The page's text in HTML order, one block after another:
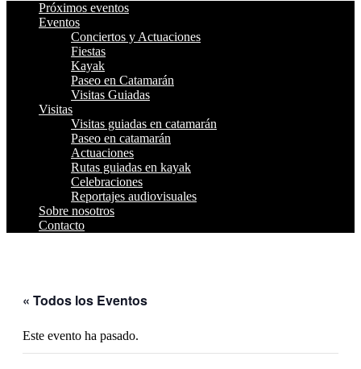
Próximos eventos
Eventos
Conciertos y Actuaciones
Fiestas
Kayak
Paseo en Catamarán
Visitas Guiadas
Visitas
Visitas guiadas en catamarán
Paseo en catamarán
Actuaciones
Rutas guiadas en kayak
Celebraciones
Reportajes audiovisuales
Sobre nosotros
Contacto
« Todos los Eventos
Este evento ha pasado.